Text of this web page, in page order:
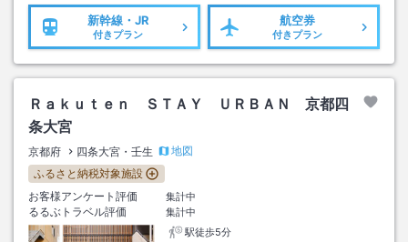
新幹線・JR
付きプラン
航空券
付きプラン
Ｒａｋｕｔｅｎ ＳＴＡＹ ＵＲＢＡＮ 京都四
条大宮
京都府 四条大宮・壬生
地図
ふるさと納税対象施設
お客様アンケート評価
集計中
るるぶトラベル評価
集計中
駅徒歩5分